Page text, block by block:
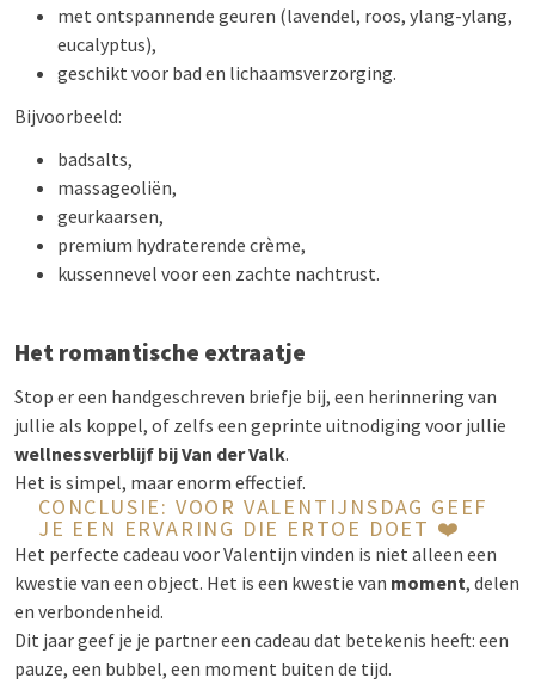
met ontspannende geuren (lavendel, roos, ylang-ylang,
eucalyptus),
geschikt voor bad en lichaamsverzorging.
Bijvoorbeeld:
badsalts,
massageoliën,
geurkaarsen,
premium hydraterende crème,
kussennevel voor een zachte nachtrust.
Het romantische extraatje
Stop er een handgeschreven briefje bij, een herinnering van
jullie als koppel, of zelfs een geprinte uitnodiging voor jullie
wellnessverblijf bij Van der Valk.
Het is simpel, maar enorm effectief.
CONCLUSIE: VOOR VALENTIJNSDAG GEEF
JE EEN ERVARING DIE ERTOE DOET ❤️
Het perfecte cadeau voor Valentijn vinden is niet alleen een
kwestie van een object. Het is een kwestie van moment, delen
en verbondenheid.
Dit jaar geef je je partner een cadeau dat betekenis heeft: een
pauze, een bubbel, een moment buiten de tijd.